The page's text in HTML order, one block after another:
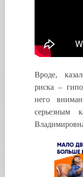
Вроде,
риска –
него
серьезным